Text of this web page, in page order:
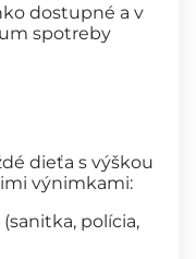
dostupné a v
spotreby
dieťa s výškou
výnimkami:
polícia,